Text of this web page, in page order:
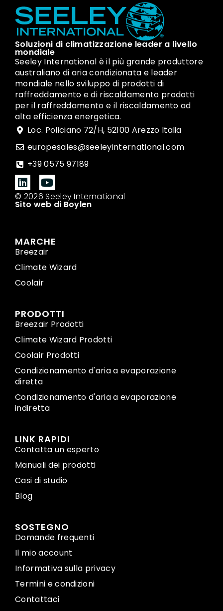
Soluzioni di climatizzazione leader a livello
mondiale
Seeley International è il più grande produttore
australiano di aria condizionata e leader
mondiale nello sviluppo di prodotti di
raffreddamento e di riscaldamento prodotti
per il raffreddamento e il riscaldamento ad
alta efficienza energetica.
Loc. Policiano 72/H, 52100 Arezzo Italia
europesales@seeleyinternational.com
+39 0575 97189
© 2026 Seeley International
Sito web di Boylen
MARCHE
Breezair
Climate Wizard
Coolair
PRODOTTI
Breezair Prodotti
Climate Wizard Prodotti
Coolair Prodotti
Condizionamento d'aria a evaporazione
diretta
Condizionamento d'aria a evaporazione
indiretta
LINK RAPIDI
Contatta un esperto
Manuali dei prodotti
Casi di studio
Blog
SOSTEGNO
Domande frequenti
Il mio account
Informativa sulla privacy
Termini e condizioni
Contattaci